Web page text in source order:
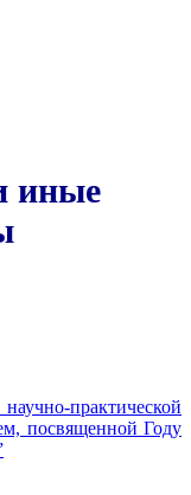
иные
практической
посвященной Году